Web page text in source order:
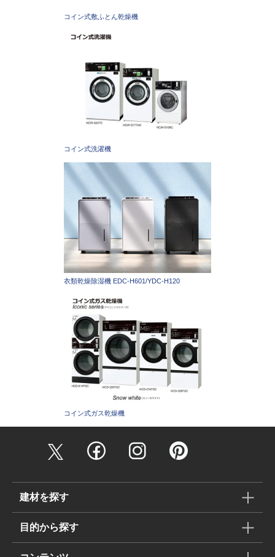
コイン式敷ふとん乾燥機
コイン式洗濯機
衣類乾燥除湿機 EDC-H601/YDC-H120
コイン式ガス乾燥機
建材を探す
目的から探す